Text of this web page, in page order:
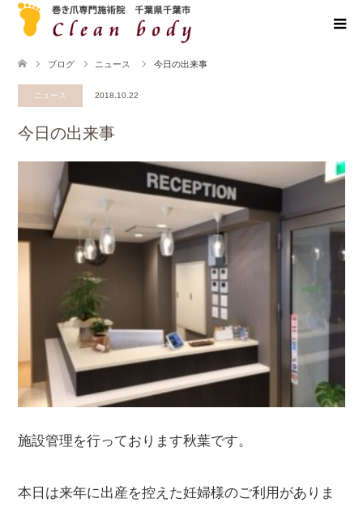
ブログ ニュース 今日の出来事
ニュース 2018.10.22
今日の出来事
施設管理を行っております秋葉です。
本日は来年に出産を控えた妊婦様のご利用がありま